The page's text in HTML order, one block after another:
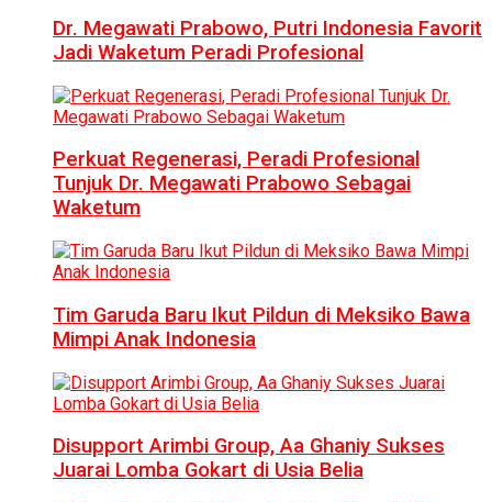
Dr. Megawati Prabowo, Putri Indonesia Favorit
Jadi Waketum Peradi Profesional
Perkuat Regenerasi, Peradi Profesional
Tunjuk Dr. Megawati Prabowo Sebagai
Waketum
Tim Garuda Baru Ikut Pildun di Meksiko Bawa
Mimpi Anak Indonesia
Disupport Arimbi Group, Aa Ghaniy Sukses
Juarai Lomba Gokart di Usia Belia